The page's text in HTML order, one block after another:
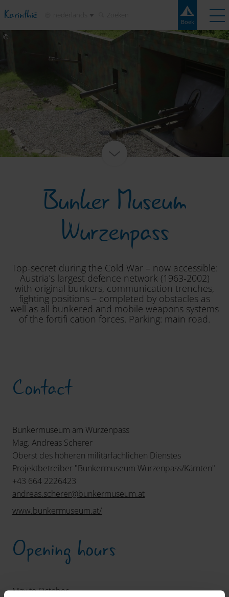
Karinthië Boek
Boek Experiences
Campings
Bestemmingen
Attracties
Service
Bunker Museum
Wurzenpass
Top-secret during the Cold War – now accessible:
Austria’s largest defence network (1963-2002)
with original bunkers, communication trenches,
fighting positions – completed by obstacles as
well as all bunkered and mobile weapons systems
of the fortifi cation forces. Parking: main road.
Contact
Bunkermuseum am Wurzenpass
Mag. Andreas Scherer
Oberst des höheren militärfachlichen Dienstes
Projektbetreiber "Bunkermuseum Wurzenpass/Kärnten"
+43 664 2226423
andreas.scherer@bunkermuseum.at
www.bunkermuseum.at/
Opening hours
May to October